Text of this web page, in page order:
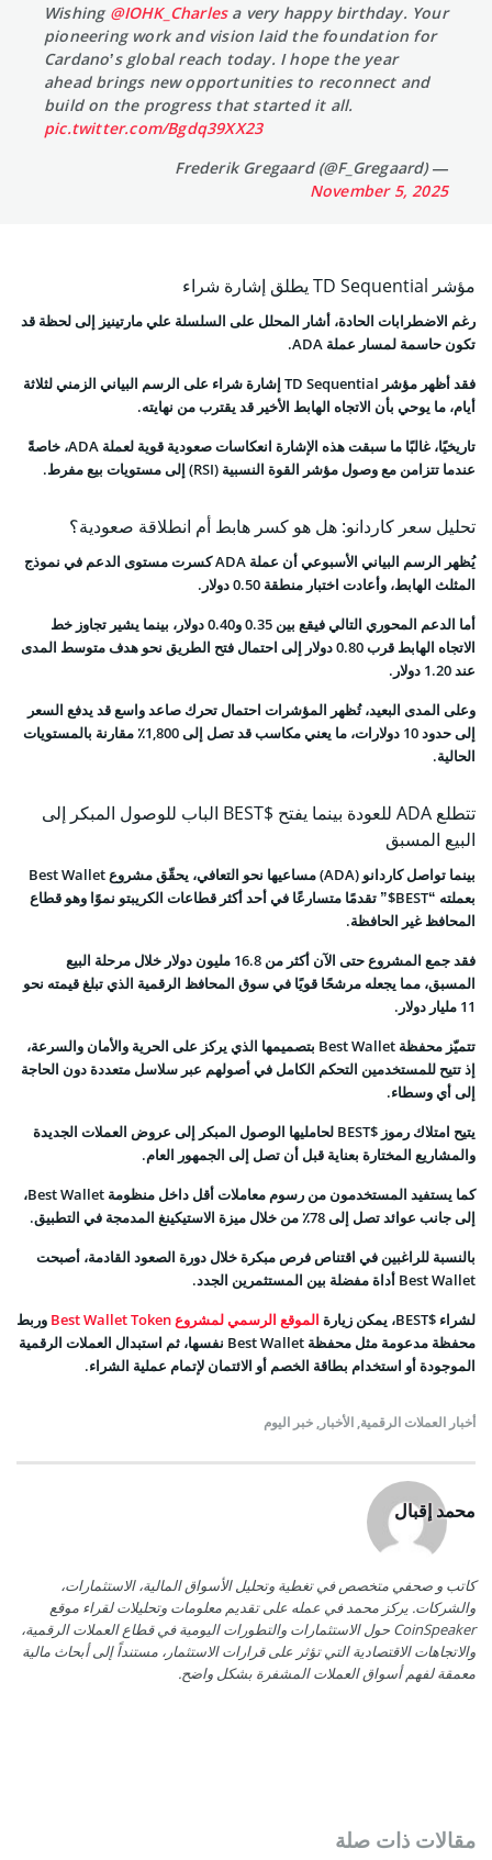
Wishing @IOHK_Charlesa very happy birthday. Your
pioneering work and vision laid the foundation for
Cardano’s global reach today. I hope the year
ahead brings new opportunities to reconnect and
build on the progress that started it all.
pic.twitter.com/Bgdq39XX23
— Frederik Gregaard (@F_Gregaard)
November 5, 2025
مؤشر TD Sequential يطلق إشارة شراء
رغم الاضطرابات الحادة، أشار المحلل على السلسلة علي مارتينيز إلى لحظة قد
تكون حاسمة لمسار عملة ADA.
فقد أظهر مؤشر TD Sequential إشارة شراء على الرسم البياني الزمني لثلاثة
أيام، ما يوحي بأن الاتجاه الهابط الأخير قد يقترب من نهايته.
تاريخيًا، غالبًا ما سبقت هذه الإشارة انعكاسات صعودية قوية لعملة ADA، خاصةً
عندما تتزامن مع وصول مؤشر القوة النسبية (RSI) إلى مستويات بيع مفرط.
تحليل سعر كاردانو: هل هو كسر هابط أم انطلاقة صعودية؟
يُظهر الرسم البياني الأسبوعي أن عملة ADA كسرت مستوى الدعم في نموذج
المثلث الهابط، وأعادت اختبار منطقة 0.50 دولار.
أما الدعم المحوري التالي فيقع بين 0.35 و0.40 دولار، بينما يشير تجاوز خط
الاتجاه الهابط قرب 0.80 دولار إلى احتمال فتح الطريق نحو هدف متوسط المدى
عند 1.20 دولار.
وعلى المدى البعيد، تُظهر المؤشرات احتمال تحرك صاعد واسع قد يدفع السعر
إلى حدود 10 دولارات، ما يعني مكاسب قد تصل إلى 1,800٪ مقارنة بالمستويات
الحالية.
تتطلع ADA للعودة بينما يفتح $BEST الباب للوصول المبكر إلى
البيع المسبق
بينما تواصل كاردانو (ADA) مساعيها نحو التعافي، يحقّق مشروع Best Wallet
بعملته “BEST$” تقدمًا متسارعًا في أحد أكثر قطاعات الكريبتو نموًا وهو قطاع
المحافظ غير الحافظة.
فقد جمع المشروع حتى الآن أكثر من 16.8 مليون دولار خلال مرحلة البيع
المسبق، مما يجعله مرشحًا قويًا في سوق المحافظ الرقمية الذي تبلغ قيمته نحو
11 مليار دولار.
تتميّز محفظة Best Wallet بتصميمها الذي يركز على الحرية والأمان والسرعة،
إذ تتيح للمستخدمين التحكم الكامل في أصولهم عبر سلاسل متعددة دون الحاجة
إلى أي وسطاء.
يتيح امتلاك رموز $BEST لحامليها الوصول المبكر إلى عروض العملات الجديدة
والمشاريع المختارة بعناية قبل أن تصل إلى الجمهور العام.
كما يستفيد المستخدمون من رسوم معاملات أقل داخل منظومة Best Wallet،
إلى جانب عوائد تصل إلى 78٪ من خلال ميزة الاستيكينغ المدمجة في التطبيق.
بالنسبة للراغبين في اقتناص فرص مبكرة خلال دورة الصعود القادمة، أصبحت
Best Wallet أداة مفضلة بين المستثمرين الجدد.
لشراء $BEST، يمكن زيارة
الموقع الرسمي لمشروع Best Wallet Token
وربط
محفظة مدعومة مثل محفظة Best Wallet نفسها، ثم استبدال العملات الرقمية
الموجودة أو استخدام بطاقة الخصم أو الائتمان لإتمام عملية الشراء.
أخبار العملات الرقمية, الأخبار, خبر اليوم
محمد إقبال
كاتب و صحفي متخصص في تغطية وتحليل الأسواق المالية، الاستثمارات،
والشركات. يركز محمد في عمله على تقديم معلومات وتحليلات لقراء موقع
CoinSpeaker حول الاستثمارات والتطورات اليومية في قطاع العملات الرقمية،
والاتجاهات الاقتصادية التي تؤثر على قرارات الاستثمار، مستنداً إلى أبحاث مالية
معمقة لفهم أسواق العملات المشفرة بشكل واضح.
مقالات ذات صلة